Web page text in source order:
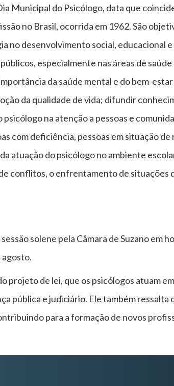
Municipal do Psicólogo, data que
no Brasil, ocorrida em 1962. São
no desenvolvimento social, educacional
especialmente nas áreas de
da saúde mental e do bem-
da qualidade de vida; difundir
na atenção a pessoas e
com deficiência, pessoas em situação
atuação do psicólogo no ambiente
conflitos, o enfrentamento de situações
solene pela Câmara de Suzano em
projeto de lei, que os psicólogos atuam
pública e judiciário. Ele também
para a formação de novos